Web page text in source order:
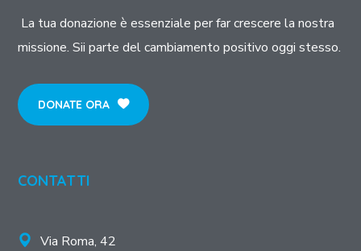
La tua donazione è essenziale per far crescere la nostra
missione. Sii parte del cambiamento positivo oggi stesso.
DONATE ORA
CONTATTI
Via Roma, 42